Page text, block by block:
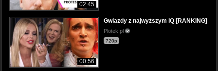
02:45
00:56
Gwiazdy z najwyższym IQ [RANKING]
Plotek.pl
720p